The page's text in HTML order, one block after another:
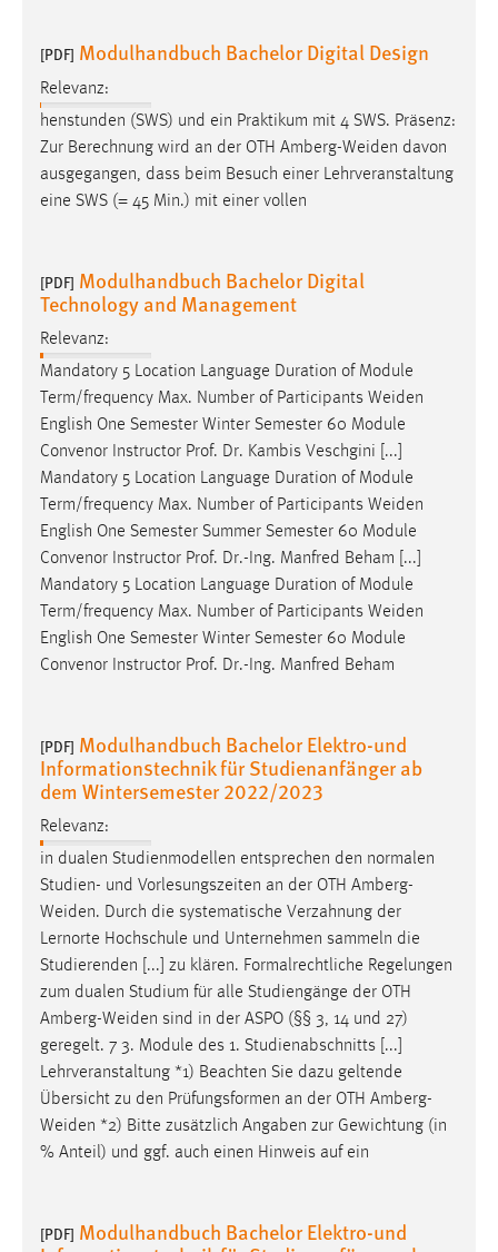
[PDF] Modulhandbuch Bachelor Digital Design
Relevanz:
henstunden (SWS) und ein Praktikum mit 4 SWS. Präsenz:
Zur Berechnung wird an der OTH Amberg-Weiden davon
ausgegangen, dass beim Besuch einer Lehrveranstaltung
eine SWS (= 45 Min.) mit einer vollen
[PDF] Modulhandbuch Bachelor Digital
Technology and Management
Relevanz:
Mandatory 5 Location Language Duration of Module
Term/frequency Max. Number of Participants Weiden
English One Semester Winter Semester 60 Module
Convenor Instructor Prof. Dr. Kambis Veschgini [...]
Mandatory 5 Location Language Duration of Module
Term/frequency Max. Number of Participants Weiden
English One Semester Summer Semester 60 Module
Convenor Instructor Prof. Dr.-Ing. Manfred Beham [...]
Mandatory 5 Location Language Duration of Module
Term/frequency Max. Number of Participants Weiden
English One Semester Winter Semester 60 Module
Convenor Instructor Prof. Dr.-Ing. Manfred Beham
[PDF] Modulhandbuch Bachelor Elektro-und
Informationstechnik für Studienanfänger ab
dem Wintersemester 2022/2023
Relevanz:
in dualen Studienmodellen entsprechen den normalen
Studien- und Vorlesungszeiten an der OTH Amberg-
Weiden. Durch die systematische Verzahnung der
Lernorte Hochschule und Unternehmen sammeln die
Studierenden [...] zu klären. Formalrechtliche Regelungen
zum dualen Studium für alle Studiengänge der OTH
Amberg-Weiden sind in der ASPO (§§ 3, 14 und 27)
geregelt. 7 3. Module des 1. Studienabschnitts [...]
Lehrveranstaltung *1) Beachten Sie dazu geltende
Übersicht zu den Prüfungsformen an der OTH Amberg-
Weiden *2) Bitte zusätzlich Angaben zur Gewichtung (in
% Anteil) und ggf. auch einen Hinweis auf ein
[PDF] Modulhandbuch Bachelor Elektro-und